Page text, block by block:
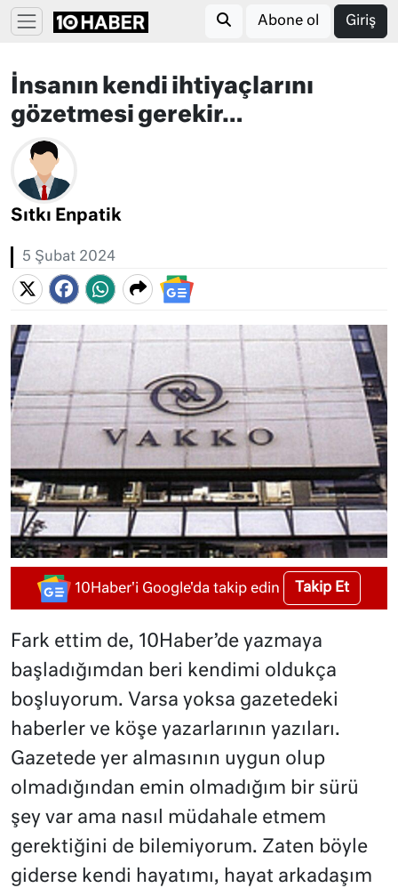
Abone ol Giriş
İnsanın kendi ihtiyaçlarını
gözetmesi gerekir…
Sıtkı Enpatik
5 Şubat 2024
10Haber'i Google'da takip edin Takip Et
Fark ettim de, 10Haber’de yazmaya
başladığımdan beri kendimi oldukça
boşluyorum. Varsa yoksa gazetedeki
haberler ve köşe yazarlarının yazıları.
Gazetede yer almasının uygun olup
olmadığından emin olmadığım bir sürü
şey var ama nasıl müdahale etmem
gerektiğini de bilemiyorum. Zaten böyle
giderse kendi hayatımı, hayat arkadaşım